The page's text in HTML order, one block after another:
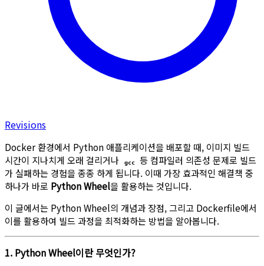
Revisions
Docker 환경에서 Python 애플리케이션을 배포할 때, 이미지 빌드
시간이 지나치게 오래 걸리거나
gcc
등 컴파일러 의존성 문제로 빌드
가 실패하는 경험을 종종 하게 됩니다. 이때 가장 효과적인 해결책 중
하나가 바로 Python Wheel을 활용하는 것입니다.
이 글에서는 Python Wheel의 개념과 장점, 그리고 Dockerfile에서
이를 활용하여 빌드 과정을 최적화하는 방법을 알아봅니다.
1. Python Wheel이란 무엇인가?